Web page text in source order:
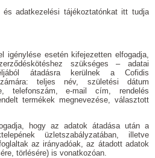
és adatkezelési tájékoztatónkat itt tudja
igénylése esetén kifejezetten elfogadja,
szükséges – adatai
átadásra kerülnek a Cofidis
teljes név, születési dátum
telefonszám, e-mail cím, rendelés
termékek megnevezése, választott
hogy az adatok átadása után a
üzletszabályzatában, illetve
az irányadóak, az átadott adatok
törlésére) is vonatkozóan.